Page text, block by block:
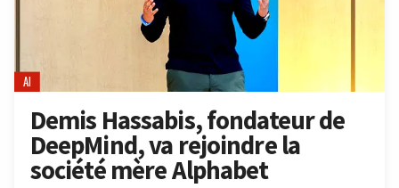
AI
Demis Hassabis, fondateur de
DeepMind, va rejoindre la
société mère Alphabet